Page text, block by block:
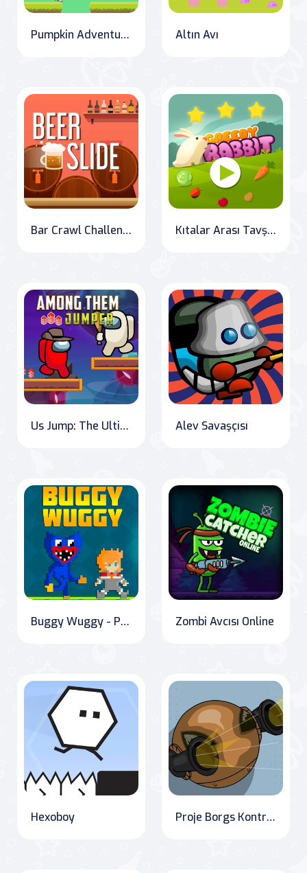
Pumpkin Adventure: Conquer the Kingdom Altın Avı
Bar Crawl Challenge Kıtalar Arası Tavşan Macerası
Us Jump: The Ultimate Among Us Adventure Alev Savaşçısı
Buggy Wuggy - Platformer Oyun Zamanı Zombi Avcısı Online
Hexoboy Proje Borgs Kontrolden Çıktı